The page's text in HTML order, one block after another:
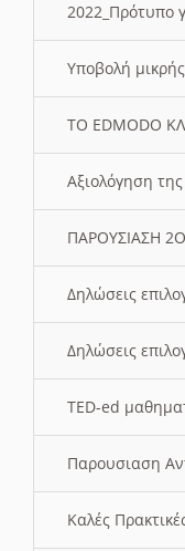
2022_Πρότυπο
Υποβολή
ΤΟ EDMODO
Αξιολόγηση
ΠΑΡΟΥΣΙΑΣΗ
Δηλώσεις
Δηλώσεις
TED-ed
Παρουσιαση
Καλές